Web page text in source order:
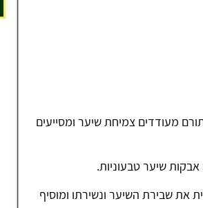
מעודדים צמיחת שיער ומסייעים
את שבירת השיער ונשירתו ומוסיף